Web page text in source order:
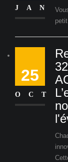
JAN
25
OCT